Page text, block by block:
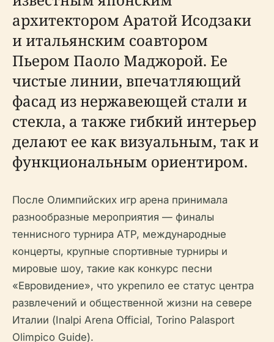
архитектором Аратой Исодзаки
и итальянским соавтором
Пьером Паоло Маджорой. Ее
чистые линии, впечатляющий
фасад из нержавеющей стали и
стекла, а также гибкий интерьер
делают ее как визуальным, так и
функциональным ориентиром.
После Олимпийских игр арена принимала
разнообразные мероприятия — финалы
теннисного турнира ATP, международные
концерты, крупные спортивные турниры и
мировые шоу, такие как конкурс песни
«Евровидение», что укрепило ее статус центра
развлечений и общественной жизни на севере
Италии (Inalpi Arena Official, Torino Palasport
Olimpico Guide).